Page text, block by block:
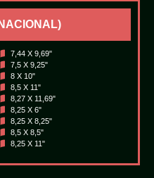
7,44 X 9,69"
7,5 X 9,25"
8 X 10"
8,5 X 11"
8,27 X 11,69"
8,25 X 6"
8,25 X 8,25"
8,5 X 8,5"
8,25 X 11"